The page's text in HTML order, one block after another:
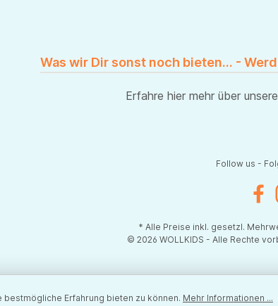
Was wir Dir sonst noch bieten... -
Erfahre hier mehr über
Follow us -
* Alle Preise inkl. gesetzl.
© 2026 WOLLKIDS - Alle Rechte
Erfahrung bieten zu können. Mehr Informationen ...